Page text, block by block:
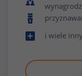
i wiele